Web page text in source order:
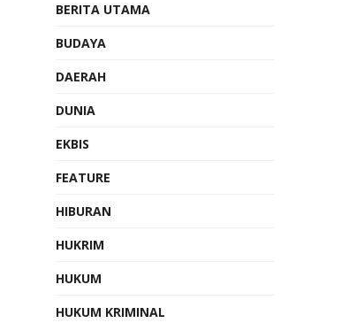
BERITA UTAMA
BUDAYA
DAERAH
DUNIA
EKBIS
FEATURE
HIBURAN
HUKRIM
HUKUM
HUKUM KRIMINAL